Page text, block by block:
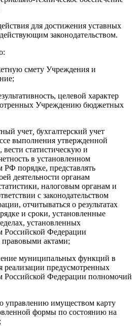
для достижения уставных
законодательством.
смету Учреждения и
целевой характер
Учреждению бюджетных
учет бухгалтерский учет
выполнения утвержденной
статистическую и
в установленном
РФ порядке, представлять
деятельности органам
налоговым органам и
с законодательством
отчитываться о результатах
и сроки, установленные
установленных
Российской Федерации
актами;
муниципальных функций в
реализации предусмотренных
Российской Федерации полномочий
управлению имуществом карту
формы по состоянию на